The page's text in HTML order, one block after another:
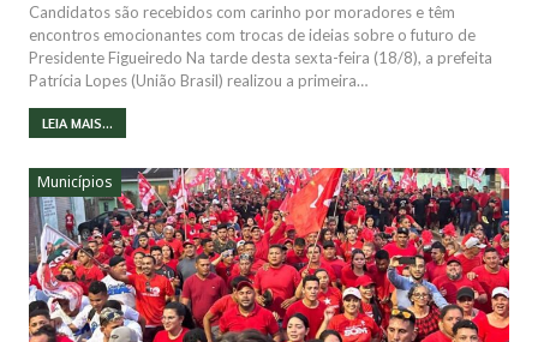
Candidatos são recebidos com carinho por moradores e têm
encontros emocionantes com trocas de ideias sobre o futuro de
Presidente Figueiredo Na tarde desta sexta-feira (18/8), a prefeita
Patrícia Lopes (União Brasil) realizou a primeira…
LEIA MAIS...
Municípios